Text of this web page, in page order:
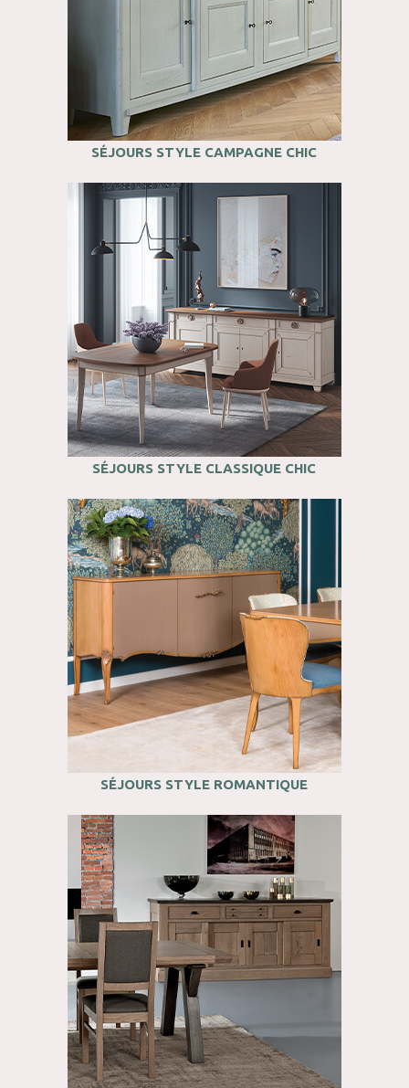
SÉJOURS STYLE CAMPAGNE CHIC
SÉJOURS STYLE CLASSIQUE CHIC
SÉJOURS STYLE ROMANTIQUE